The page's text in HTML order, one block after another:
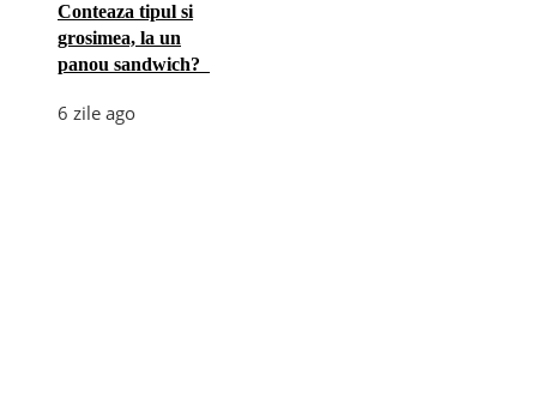
Conteaza tipul si
grosimea, la un
panou sandwich?
6 zile ago